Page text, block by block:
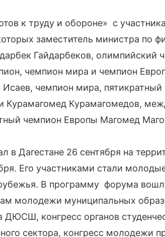
к труду и обороне» с
заместитель министра по
Гайдарбеков, олимпийский
чемпион мира и чемпион
чемпион мира,
Курамагомед Курамагомедов,
чемпион Европы Магомед
в Дагестане 26 сентября на
Его участниками стали
В программу форума
молодежи муниципальных
ДЮСШ, конгресс органов
сектора, конгресс молодежи